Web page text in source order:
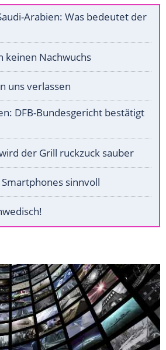
Arabien: Was bedeutet der
keinen Nachwuchs
uns verlassen
DFB-Bundesgericht bestätigt
der Grill ruckzuck sauber
sinnvoll